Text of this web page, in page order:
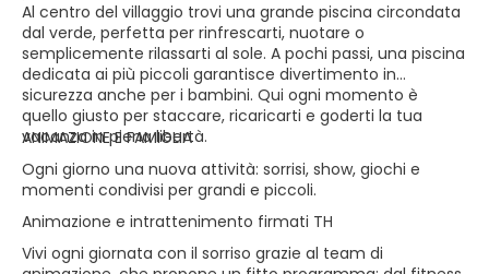
Al centro del villaggio trovi una grande piscina circondata
dal verde, perfetta per rinfrescarti, nuotare o
semplicemente rilassarti al sole. A pochi passi, una piscina
dedicata ai più piccoli garantisce divertimento in
sicurezza anche per i bambini. Qui ogni momento è
quello giusto per staccare, ricaricarti e goderti la tua
vacanza in piena libertà.
ANIMAZIONE E FAMIGLIA
Ogni giorno una nuova attività: sorrisi, show, giochi e
momenti condivisi per grandi e piccoli.
Animazione e intrattenimento firmati TH
Vivi ogni giornata con il sorriso grazie al team di